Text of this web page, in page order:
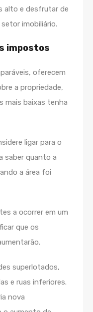
alto e desfrutar de
imobiliário.
impostos
oferecem
a propriedade,
mais baixas tenha
ligar para o
saber quanto a
a área foi
a ocorrer em um
que os
superlotados,
e ruas inferiores.
nova